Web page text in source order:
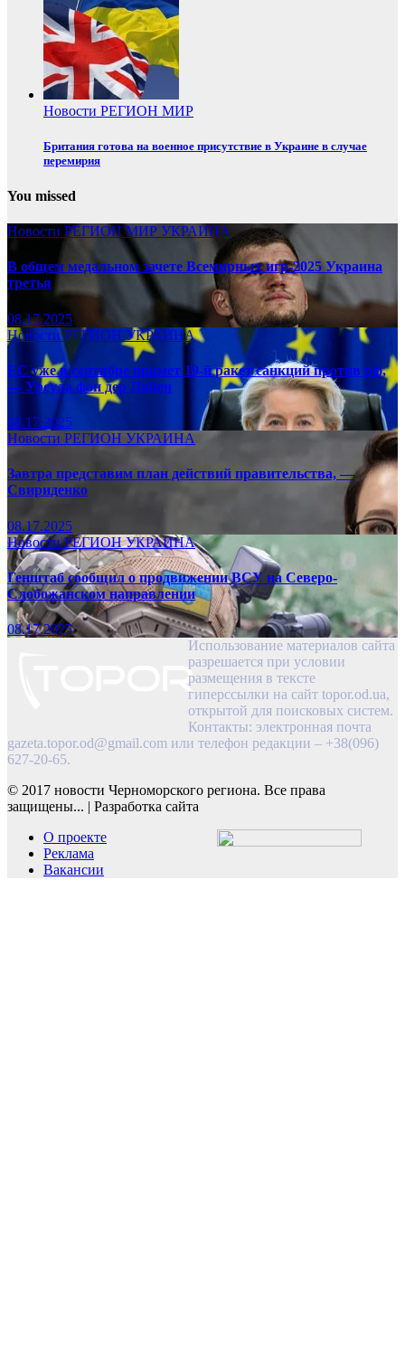
Новости РЕГИОН МИР
Британия готова на военное присутствие в Украине в случае
перемирия
You missed
Новости РЕГИОНМИР УКРАИНА
В общем медальном зачете Всемирных игр-2025 Украина
третья
08.17.2025
НовостиРЕГИОНУКРАИНА
ЕС уже в сентябре примет 19-й ракет санкций против рф,
— Урсула фон дер Ляйен
08.17.2025
Новости РЕГИОН УКРАИНА
Завтра представим план действий правительства, —
Свириденко
08.17.2025
НовостиРЕГИОНУКРАИНА
Генштаб сообщил о продвижении ВСУ на Северо-
Слобожанском направлении
08.17.2025
Использование материалов сайта
разрешается при условии
размещения в тексте
гиперссылки на сайт topor.od.ua,
открытой для поисковых систем.
Контакты: электронная почта
gazeta.topor.od@gmail.com или телефон редакции – +38(096)
627-20-65.
© 2017 новости Черноморского региона. Все права
защищены... | Разработка сайта
О проекте
Реклама
Вакансии